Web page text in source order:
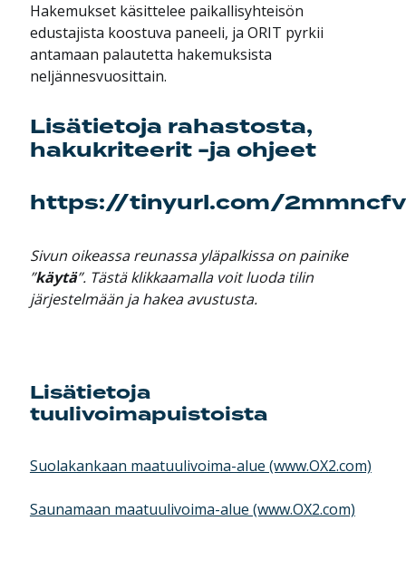
Hakemukset käsittelee paikallisyhteisön
edustajista koostuva paneeli, ja ORIT pyrkii
antamaan palautetta hakemuksista
neljännesvuosittain.
Lisätietoja rahastosta,
hakukriteerit -ja ohjeet
https://tinyurl.com/
Sivun oikeassa reunassa yläpalkissa on painike
”käytä”. Tästä klikkaamalla voit luoda tilin
järjestelmään ja hakea avustusta.
Lisätietoja
tuulivoimapuistoista
Suolakankaan maatuulivoima-alue (www.OX2.com)
Saunamaan maatuulivoima-alue (www.OX2.com)